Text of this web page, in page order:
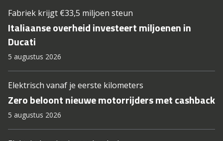
Fabriek krijgt €33,5 miljoen steun
Italiaanse overheid investeert miljoenen in
Ducati
5 augustus 2026
Elektrisch vanaf je eerste kilometers
Zero beloont nieuwe motorrijders met cashback
5 augustus 2026